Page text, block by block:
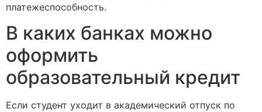
платежеспособность.
В каких банках можно
оформить
образовательный кредит
Если студент уходит в академический отпуск по